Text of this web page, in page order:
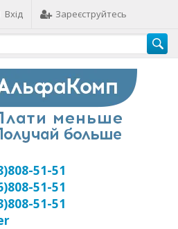
Вхід Зареєструйтесь
51-51
51-51
51-51